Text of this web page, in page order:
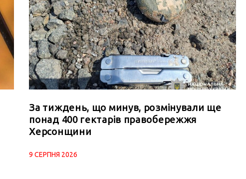
За тиждень, що минув, розмінували ще
понад 400 гектарів правобережжя
Херсонщини
9 СЕРПНЯ 2026